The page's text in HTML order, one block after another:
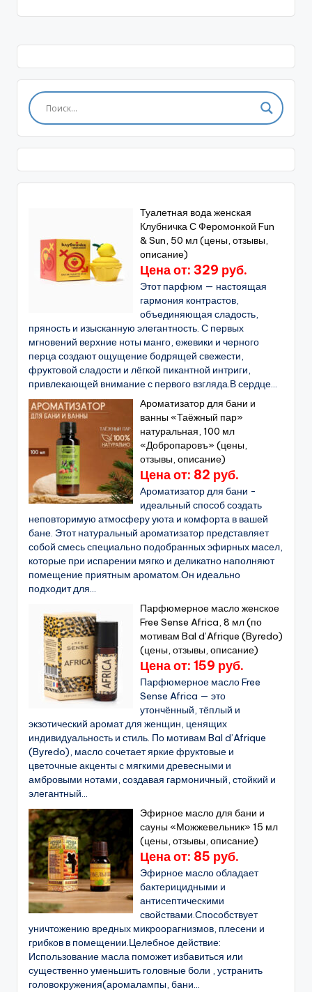
Туалетная вода женская
Клубничка С Феромонкой Fun
& Sun, 50 мл (цены, отзывы,
описание)
Цена от: 329 руб.
Этот парфюм — настоящая
гармония контрастов,
объединяющая сладость,
пряность и изысканную элегантность. С первых
мгновений верхние ноты манго, ежевики и черного
перца создают ощущение бодрящей свежести,
фруктовой сладости и лёгкой пикантной интриги,
привлекающей внимание с первого взгляда.В сердце...
Ароматизатор для бани и
ванны «Таёжный пар»
натуральная, 100 мл
«Добропаровъ» (цены,
отзывы, описание)
Цена от: 82 руб.
Ароматизатор для бани -
идеальный способ создать
неповторимую атмосферу уюта и комфорта в вашей
бане. Этот натуральный ароматизатор представляет
собой смесь специально подобранных эфирных масел,
которые при испарении мягко и деликатно наполняют
помещение приятным ароматом.Он идеально
подходит для...
Парфюмерное масло женское
Free Sense Africa, 8 мл (по
мотивам Bal d’Afrique (Byredo)
(цены, отзывы, описание)
Цена от: 159 руб.
Парфюмерное масло Free
Sense Africa — это
утончённый, тёплый и
экзотический аромат для женщин, ценящих
индивидуальность и стиль. По мотивам Bal d’Afrique
(Byredo), масло сочетает яркие фруктовые и
цветочные акценты с мягкими древесными и
амбровыми нотами, создавая гармоничный, стойкий и
элегантный...
Эфирное масло для бани и
сауны «Можжевельник» 15 мл
(цены, отзывы, описание)
Цена от: 85 руб.
Эфирное масло обладает
бактерицидными и
антисептическими
свойствами.Способствует
уничтожению вредных микроорагнизмов, плесени и
грибков в помещении.Целебное действие:
Использование масла поможет избавиться или
существенно уменьшить головные боли , устранить
головокружения(аромалампы, бани...